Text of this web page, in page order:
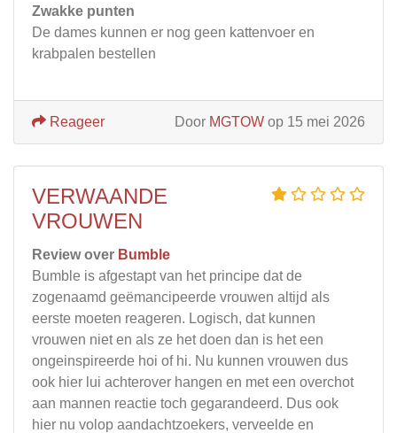
Zwakke punten
De dames kunnen er nog geen kattenvoer en
krabpalen bestellen
Door MGTOW op 15 mei 2026
Reageer
VERWAANDE
VROUWEN
Review over Bumble
Bumble is afgestapt van het principe dat de
zogenaamd geëmancipeerde vrouwen altijd als
eerste moeten reageren. Logisch, dat kunnen
vrouwen niet en als ze het doen dan is het een
ongeinspireerde hoi of hi. Nu kunnen vrouwen dus
ook hier lui achterover hangen en met een overchot
aan mannen reactie toch gegarandeerd. Dus ook
hier nu volop aandachtzoekers, verveelde en